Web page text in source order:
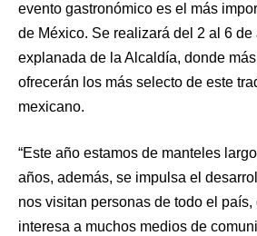
evento gastronómico es el más
de México. Se realizará del 2 al 6 de
explanada de la Alcaldía, donde
ofrecerán los más selecto de este
mexicano.
“Este año estamos de manteles
años, además, se impulsa el
nos visitan personas de todo el
interesa a muchos medios de